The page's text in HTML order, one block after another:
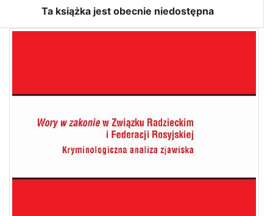
Ta książka jest obecnie niedostępna